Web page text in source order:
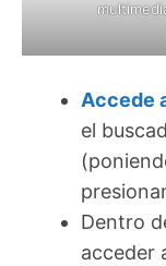
Accede
el
Dentro
acceder